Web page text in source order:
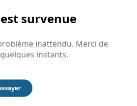
survenue
inattendu. Merci de
instants.